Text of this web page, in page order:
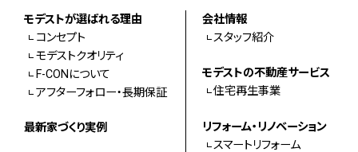
モデストが選ばれる理由
コンセプト
モデストクオリティ
F-CONについて
アフターフォロー・長期保証
最新家づくり実例
会社情報
スタッフ紹介
モデストの不動産サービス
住宅再生事業
リフォーム・リノベーション
スマートリフォーム